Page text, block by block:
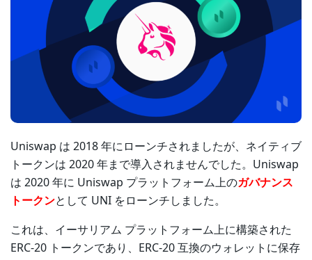
Uniswap は 2018 年にローンチされましたが、ネイティブ
トークンは 2020 年まで導入されませんでした。Uniswap
は 2020 年に Uniswap プラットフォーム上のガバナンス
トークンとして UNI をローンチしました。
これは、イーサリアム プラットフォーム上に構築された
ERC-20 トークンであり、ERC-20 互換のウォレットに保存